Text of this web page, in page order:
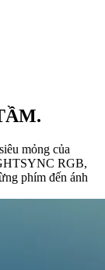
mỏng của
RGB,
phím đến ánh